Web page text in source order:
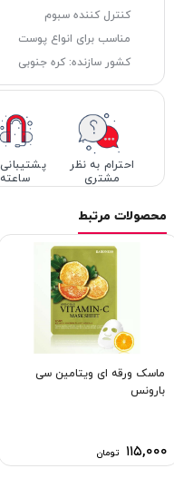
کنترل کننده سبوم
مناسب برای انواع پوست
کشور سازنده: کره جنوبی
احترام به نظر
مشتری
ساعته
محصولات مرتبط
ماسک ورقه ای ویتامین سی
بارونس
۱۱۵,۰۰۰ تومان